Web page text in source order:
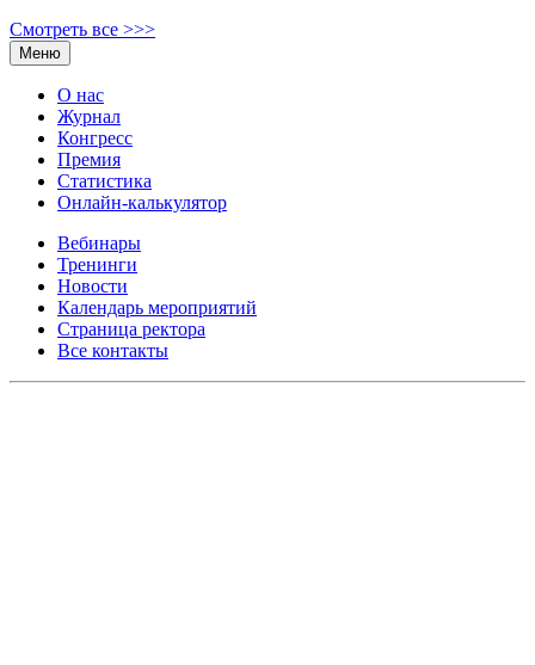
Смотреть все >>>
Меню
О нас
Журнал
Конгресс
Премия
Статистика
Онлайн-калькулятор
Вебинары
Тренинги
Новости
Календарь мероприятий
Страница ректора
Все контакты